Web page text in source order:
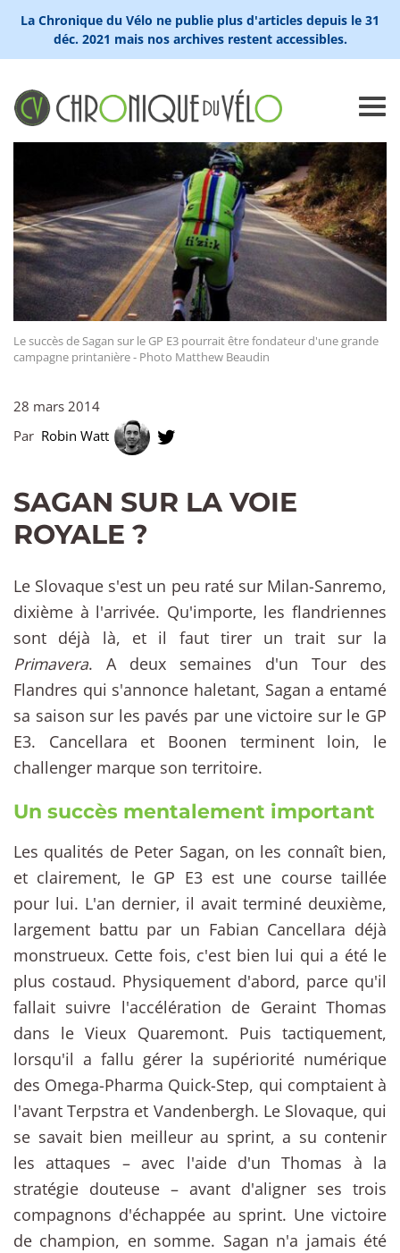
La Chronique du Vélo ne publie plus d'articles depuis le 31
déc. 2021 mais nos archives restent accessibles.
Le succès de Sagan sur le GP E3 pourrait être fondateur d'une grande
campagne printanière - Photo Matthew Beaudin
28 mars 2014
Par Robin Watt
SAGAN SUR LA VOIE
ROYALE ?
Le Slovaque s'est un peu raté sur Milan-Sanremo,
dixième à l'arrivée. Qu'importe, les flandriennes
sont déjà là, et il faut tirer un trait sur la
Primavera. A deux semaines d'un Tour des
Flandres qui s'annonce haletant, Sagan a entamé
sa saison sur les pavés par une victoire sur le GP
E3. Cancellara et Boonen terminent loin, le
challenger marque son territoire.
Un succès mentalement important
Les qualités de Peter Sagan, on les connaît bien,
et clairement, le GP E3 est une course taillée
pour lui. L'an dernier, il avait terminé deuxième,
largement battu par un Fabian Cancellara déjà
monstrueux. Cette fois, c'est bien lui qui a été le
plus costaud. Physiquement d'abord, parce qu'il
fallait suivre l'accélération de Geraint Thomas
dans le Vieux Quaremont. Puis tactiquement,
lorsqu'il a fallu gérer la supériorité numérique
des Omega-Pharma Quick-Step, qui comptaient à
l'avant Terpstra et Vandenbergh. Le Slovaque, qui
se savait bien meilleur au sprint, a su contenir
les attaques – avec l'aide d'un Thomas à la
stratégie douteuse – avant d'aligner ses trois
compagnons d'échappée au sprint. Une victoire
de champion, en somme. Sagan n'a jamais été